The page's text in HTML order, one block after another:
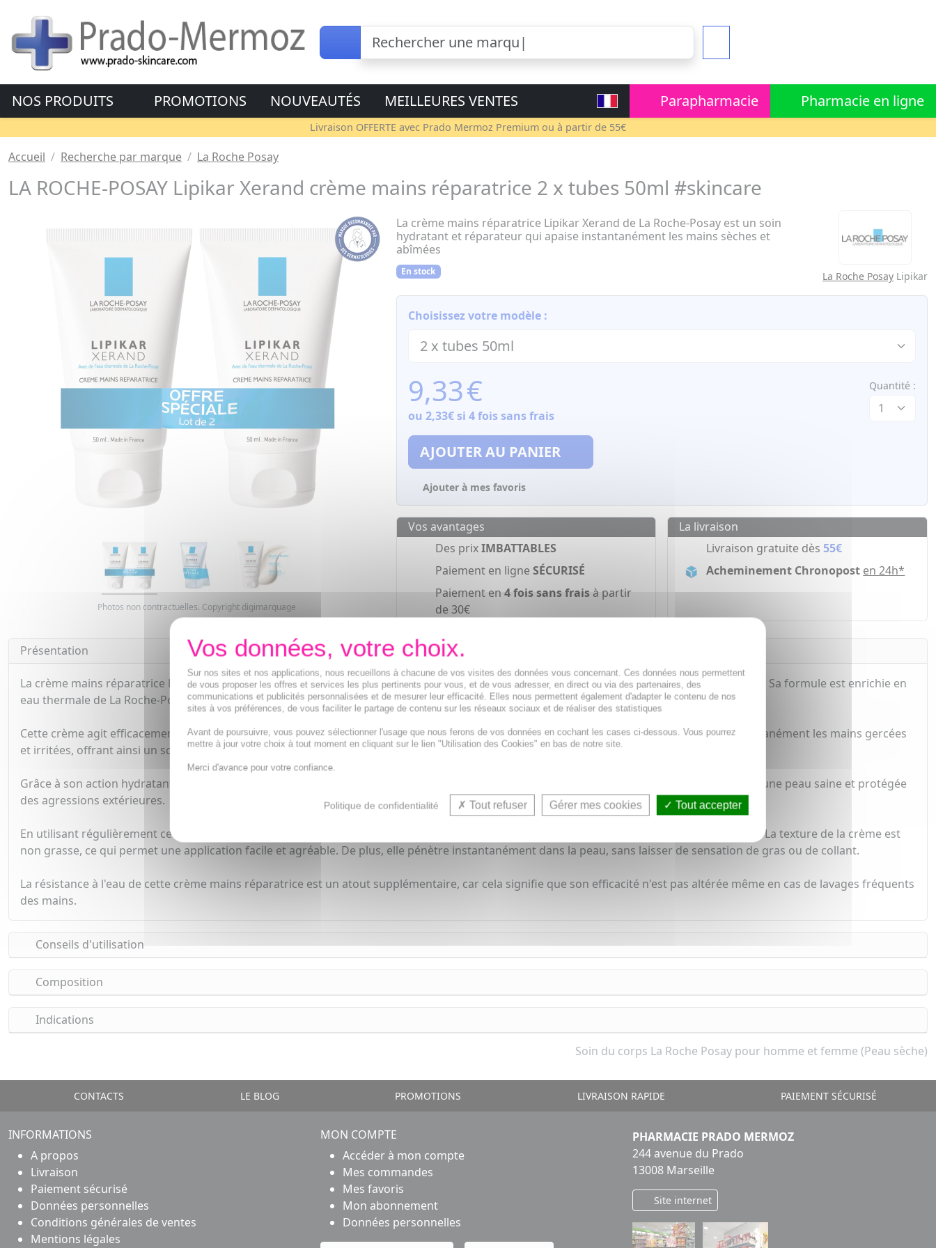
NOS PRODUITS PROMOTIONS NOUVEAUTÉS MEILLEURES VENTES Parapharmacie Pharmacie en ligne
Livraison OFFERTE avec Prado Mermoz Premium ou à partir de 55€
Accueil Recherche par marque La Roche Posay
LA ROCHE-POSAY Lipikar Xerand crème mains réparatrice 2 x tubes 50ml #skincare
Photos non contractuelles. Copyright digimarquage
La crème mains réparatrice Lipikar Xerand de La Roche-Posay est un soin
hydratant et réparateur qui apaise instantanément les mains sèches et
abîmées
En stock La Roche Posay Lipikar
Choisissez votre modèle :
9,33€
ou 2,33€si 4 fois sans frais
Quantité :
AJOUTER AU PANIER
Ajouter à mes favoris
Vos avantages
Des prixIMBATTABLES
Paiement en ligneSÉCURISÉ
Paiement en 4 fois sans fraisà partir
de 30€
La livraison
Livraison gratuite dès 55€
Acheminement Chronopost en 24h*
Présentation
La crème mains réparatrice Lipikar Xerand de La Roche-Posay est spécialement conçue pour hydrater et réparer les mains sèches et abîmées. Sa formule est enrichie en
eau thermale de La Roche-Posay, reconnue pour ses propriétés hydratantes et réparatrices.
Cette crème agit efficacement sur le film hydrolipidique de la peau, le nourrissant et le réparant en profondeur. Cela permet d'apaiser instantanément les mains gercées
et irritées, offrant ainsi un soulagement immédiat.
Grâce à son action hydratante et protectrice, la crème Lipikar Xerand aide à restaurer le film hydrolipidique cutané, essentiel pour maintenir une peau saine et protégée
des agressions extérieures.
En utilisant régulièrement cette crème, vous pourrez constater une amélioration significative de la souplesse et de la douceur de votre peau. La texture de la crème est
non grasse, ce qui permet une application facile et agréable. De plus, elle pénètre instantanément dans la peau, sans laisser de sensation de gras ou de collant.
La résistance à l'eau de cette crème mains réparatrice est un atout supplémentaire, car cela signifie que son efficacité n'est pas altérée même en cas de lavages fréquents
des mains.
Conseils d'utilisation
Composition
Indications
Soin du corps La Roche Posay pour homme et femme (Peau sèche)
CONTACTS LE BLOG PROMOTIONS LIVRAISON RAPIDE PAIEMENT SÉCURISÉ
INFORMATIONS
A propos
Livraison
Paiement sécurisé
Données personnelles
Conditions générales de ventes
Mentions légales
MON COMPTE
Accéder à mon compte
Mes commandes
Mes favoris
Mon abonnement
Données personnelles
PHARMACIE PRADO MERMOZ
244 avenue du Prado
13008 Marseille
Site internet
Sur nos sites et nos applications, nous recueillons à chacune de vos visites des données vous concernant. Ces données nous permettent
de vous proposer les offres et services les plus pertinents pour vous, et de vous adresser, en direct ou via des partenaires, des
communications et publicités personnalisées et de mesurer leur efficacité. Elles nous permettent également d'adapter le contenu de nos
sites à vos préférences, de vous faciliter le partage de contenu sur les réseaux sociaux et de réaliser des statistiques
Avant de poursuivre, vous pouvez sélectionner l'usage que nous ferons de vos données en cochant les cases ci-dessous. Vous pourrez
mettre à jour votre choix à tout moment en cliquant sur le lien "Utilisation des Cookies" en bas de notre site.
Merci d'avance pour votre confiance.
Politique de confidentialité Tout refuser Gérer mes cookies Tout accepter